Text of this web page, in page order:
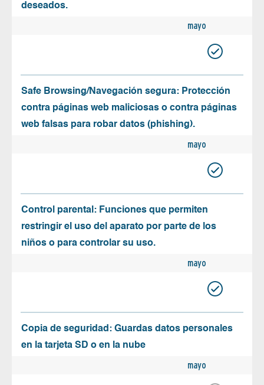
deseados.
mayo
Safe Browsing/Navegación segura: Protección
contra páginas web maliciosas o contra páginas
web falsas para robar datos (phishing).
mayo
Control parental: Funciones que permiten
restringir el uso del aparato por parte de los
niños o para controlar su uso.
mayo
Copia de seguridad: Guardas datos personales
en la tarjeta SD o en la nube
mayo